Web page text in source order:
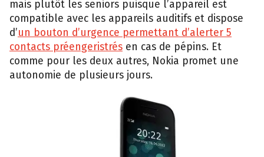
mais plutôt les seniors puisque l’appareil est
compatible avec les appareils auditifs et dispose
d’un bouton d’urgence permettant d’alerter 5
contacts préengeristrés en cas de pépins. Et
comme pour les deux autres, Nokia promet une
autonomie de plusieurs jours.